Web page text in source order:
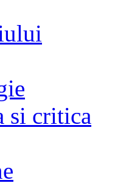
si critica